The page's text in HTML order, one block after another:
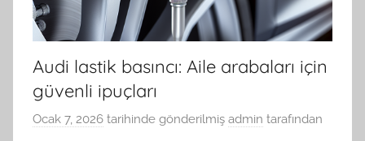
Audi lastik basıncı: Aile arabaları için
güvenli ipuçları
Ocak 7, 2026 tarihinde gönderilmiş admin tarafından